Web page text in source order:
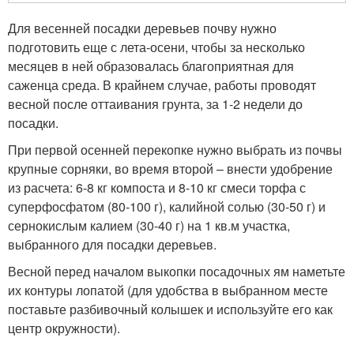
Для весенней посадки деревьев почву нужно
подготовить еще с лета-осени, чтобы за несколько
месяцев в ней образовалась благоприятная для
саженца среда. В крайнем случае, работы проводят
весной после оттаивания грунта, за 1-2 недели до
посадки.
При первой осенней перекопке нужно выбрать из почвы
крупные сорняки, во время второй – внести удобрение
из расчета: 6-8 кг компоста и 8-10 кг смеси торфа с
суперфосфатом (80-100 г), калийной солью (30-50 г) и
сернокислым калием (30-40 г) на 1 кв.м участка,
выбранного для посадки деревьев.
Весной перед началом выкопки посадочных ям наметьте
их контуры лопатой (для удобства в выбранном месте
поставьте разбивочный колышек и используйте его как
центр окружности).